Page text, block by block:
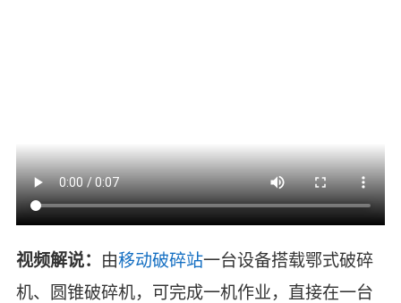
视频解说： 由移动破碎站一台设备搭载鄂式破碎
机、圆锥破碎机，可完成一机作业，直接在一台